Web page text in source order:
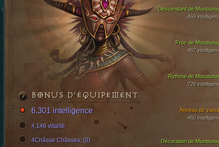
Froc de
467
Rythme de
728
Descendant de
469
Décoration de
Anneau de
460
BONUS D’ÉQUIPEMENT
6,301 intelligence
4,146 vitalité
4Châsse:Châsses; (0)